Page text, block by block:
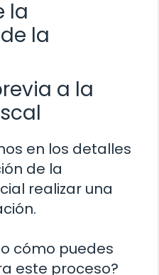
la
la
a la
en los detalles
de la
realizar una
cómo puedes
este proceso?